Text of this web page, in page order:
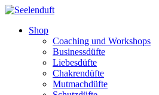
Shop
Coaching und Workshops
Businessdüfte
Liebesdüfte
Chakrendüfte
Mutmachdüfte